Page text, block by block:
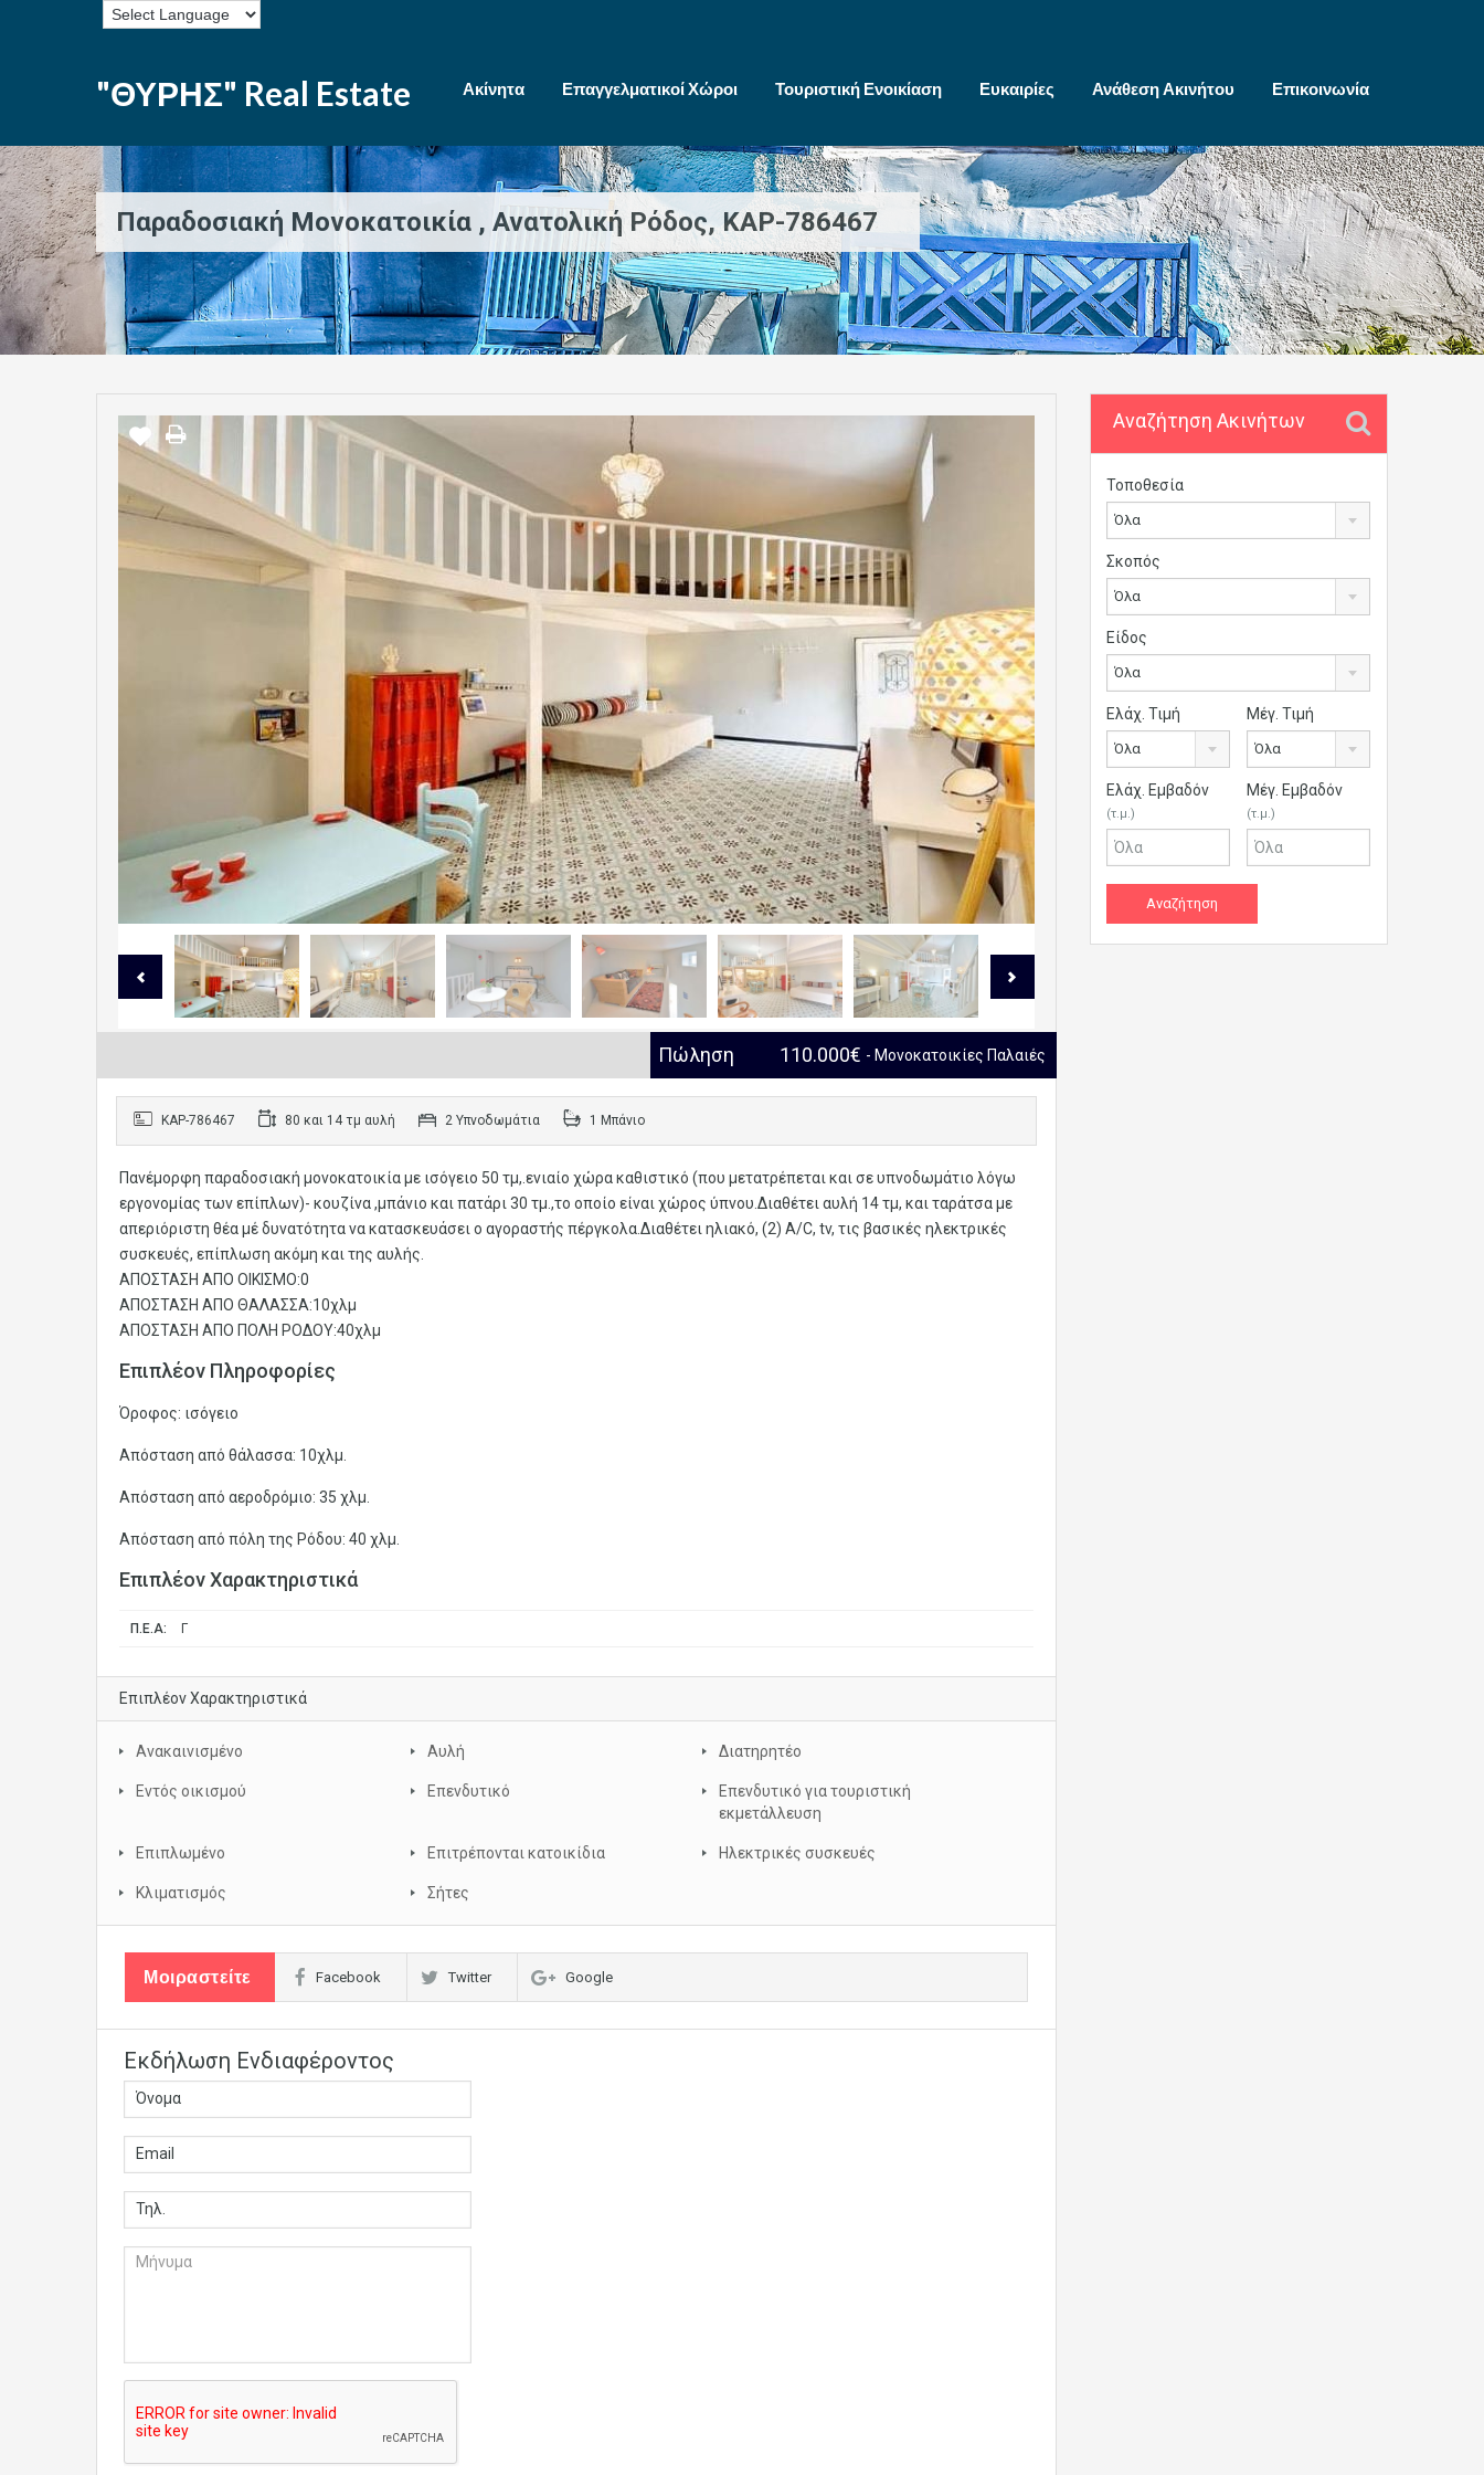
"ΘΥΡΗΣ" Real Estate Ακίνητα Επαγγελματικοί Χώροι Τουριστική Ενοικίαση Ευκαιρίες Ανάθεση Ακινήτου Επικοινωνία
Παραδοσιακή Μονοκατοικία , Ανατολική Ρόδος, KAP-786467
Πώληση 110.000€ - Μονοκατοικίες Παλαιές
KAP-786467 80 και 14 τμ αυλή 2 Υπνοδωμάτια 1 Μπάνιο
Πανέμορφη παραδοσιακή μονοκατοικία με ισόγειο 50 τμ,.ενιαίο χώρα καθιστικό (που μετατρέπεται και σε υπνοδωμάτιο λόγω
εργονομίας των επίπλων)- κουζίνα ,μπάνιο και πατάρι 30 τμ.,το οποίο είναι χώρος ύπνου.Διαθέτει αυλή 14 τμ, και ταράτσα με
απεριόριστη θέα μέ δυνατότητα να κατασκευάσει ο αγοραστής πέργκολα.Διαθέτει ηλιακό, (2) A/C, tv, τις βασικές ηλεκτρικές
συσκευές, επίπλωση ακόμη και της αυλής.
ΑΠΟΣΤΑΣΗ ΑΠΟ ΟΙΚΙΣΜΟ:0
ΑΠΟΣΤΑΣΗ ΑΠΟ ΘΑΛΑΣΣΑ:10χλμ
ΑΠΟΣΤΑΣΗ ΑΠΟ ΠΟΛΗ ΡΟΔΟΥ:40χλμ
Επιπλέον Πληροφορίες
Όροφος: ισόγειο
Απόσταση από θάλασσα: 10χλμ.
Απόσταση από αεροδρόμιο: 35 χλμ.
Απόσταση από πόλη της Ρόδου: 40 χλμ.
Επιπλέον Χαρακτηριστικά
Π.Ε.Α: Γ
Επιπλέον Χαρακτηριστικά
Ανακαινισμένο Αυλή Διατηρητέο
Εντός οικισμού Επενδυτικό
Επενδυτικό για τουριστική
εκμετάλλευση
Επιπλωμένο Επιτρέπονται κατοικίδια Ηλεκτρικές συσκευές
Κλιματισμός Σήτες
Μοιραστείτε Facebook Twitter Google
Εκδήλωση Ενδιαφέροντος
Αναζήτηση Ακινήτων
Τοποθεσία
Όλα
Σκοπός
Όλα
Είδος
Όλα
Ελάχ. Τιμή
Όλα
Μέγ. Τιμή
Όλα
Ελάχ. Εμβαδόν
(τ.μ.)
Μέγ. Εμβαδόν
(τ.μ.)